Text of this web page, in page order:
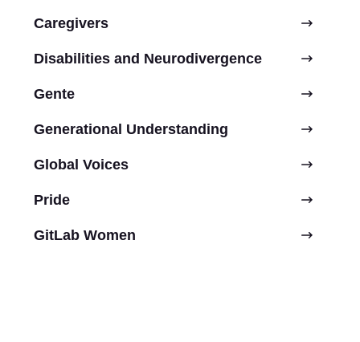
Caregivers
Disabilities and Neurodivergence
Gente
Generational Understanding
Global Voices
Pride
GitLab Women